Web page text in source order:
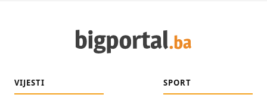
VIJESTI SPORT